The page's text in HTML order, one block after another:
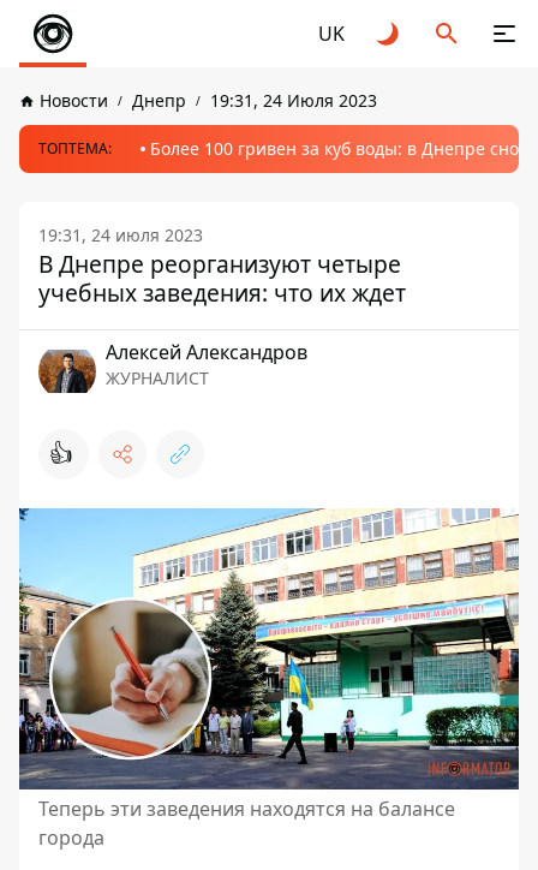
UK
Новости Днепр 19:31, 24 Июля 2023
ТОПТЕМА: Более 100 гривен за куб воды: в Днепре
19:31, 24 июля 2023
В Днепре реорганизуют четыре
учебных заведения: что их ждет
Алексей Александров
ЖУРНАЛИСТ
👍
Теперь эти заведения находятся на балансе
города